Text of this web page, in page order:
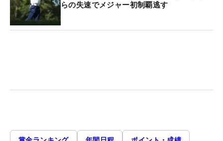
らの失速でメジャー初制覇逃す